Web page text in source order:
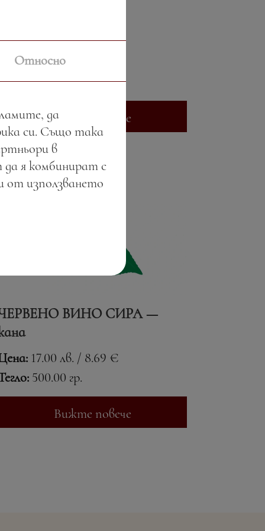
6.50 лв. / 3.32 €
180.00 гр.
Вижте повече
ВИНО СИРА —
17.00 лв. / 8.69 €
500.00 гр.
Вижте повече
Относно
да
си. Също така
в
я комбинират с
от използването